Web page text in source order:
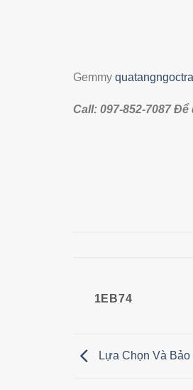
Gemmy
Call: 097-852-7087
1EB74
Lựa Chọn Và